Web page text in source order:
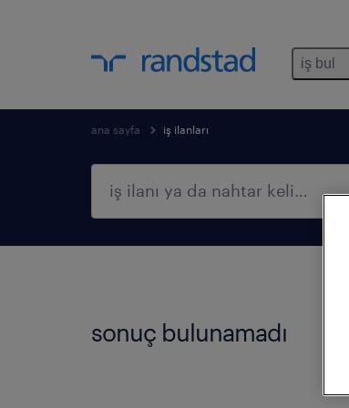
iş bul
ana sayfa iş ilanları
sonuç bulunamadı